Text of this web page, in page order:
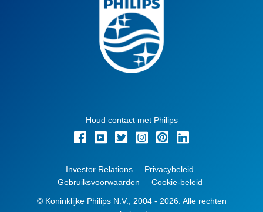
Houd contact met Philips
Investor Relations
Privacybeleid
Gebruiksvoorwaarden
Cookie-beleid
© Koninklijke Philips N.V., 2004 - 2026. Alle rechten